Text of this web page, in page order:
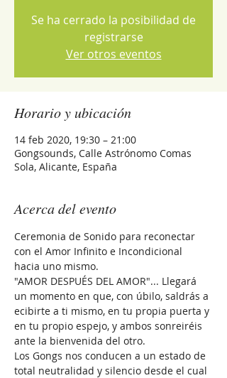
Se ha cerrado la posibilidad de
registrarse
Ver otros eventos
Horario y ubicación
14 feb 2020, 19:30 – 21:00
Gongsounds, Calle Astrónomo Comas
Sola, Alicante, España
Acerca del evento
Ceremonia de Sonido para reconectar
con el Amor Infinito e Incondicional
hacia uno mismo.
"AMOR DESPUÉS DEL AMOR"... Llegará
un momento en que, con úbilo, saldrás a
ecibirte a ti mismo, en tu propia puerta y
en tu propio espejo, y ambos sonreiréis
ante la bienvenida del otro.
Los Gongs nos conducen a un estado de
total neutralidad y silencio desde el cual